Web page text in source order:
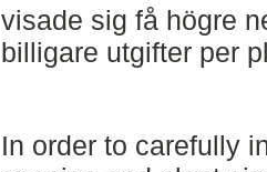
visade sig få högre
billigare utgifter per
In order to carefully